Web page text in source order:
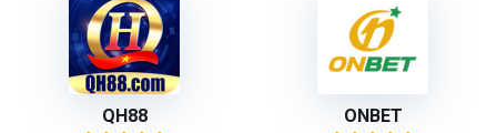
QH88 ONBET